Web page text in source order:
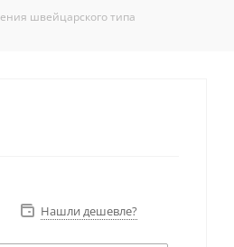
швейцарского типа
Нашли дешевле?